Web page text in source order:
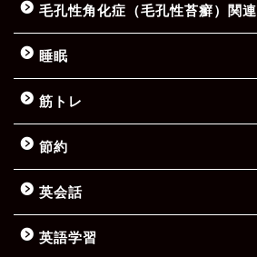
毛孔性角化症（毛孔性苔癬）関連
睡眠
筋トレ
節約
英会話
英語学習